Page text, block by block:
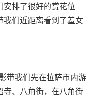
安排了很好的赏花位
我们近距离看到了羞女
带我们先在拉萨市内游
寺、八角街，在八角街